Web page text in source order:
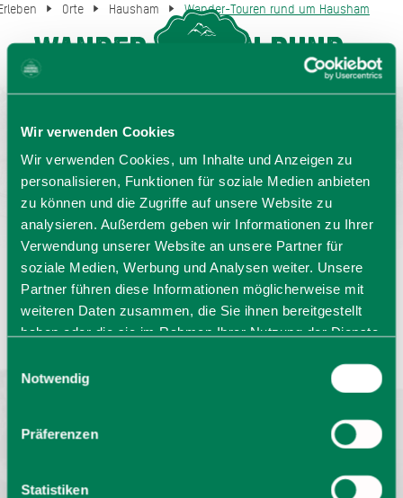
Wir verwenden Cookies
Wir verwenden Cookies, um Inhalte und Anzeigen zu
personalisieren, Funktionen für soziale Medien anbieten
zu können und die Zugriffe auf unsere Website zu
analysieren. Außerdem geben wir Informationen zu Ihrer
Verwendung unserer Website an unsere Partner für
soziale Medien, Werbung und Analysen weiter. Unsere
Partner führen diese Informationen möglicherweise mit
weiteren Daten zusammen, die Sie ihnen bereitgestellt
haben oder die sie im Rahmen Ihrer Nutzung der Dienste
Cookies, wenn Sie unsere Webseite weiterhin nutzen.
Notwendig
Präferenzen
Statistiken
Orte Hausham Wander-Touren rund um Hausham
Wander-Touren rund
um Hausham
Sprache wählen:DE EN IT
GASTGEBERSUCHE